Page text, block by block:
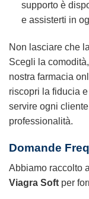
supporto è
e assisterti in
Non lasciare che
Scegli la
nostra farmacia
riscopri la fiducia
servire ogni
professionalità.
Domande
Abbiamo raccolto
Viagra Soft per